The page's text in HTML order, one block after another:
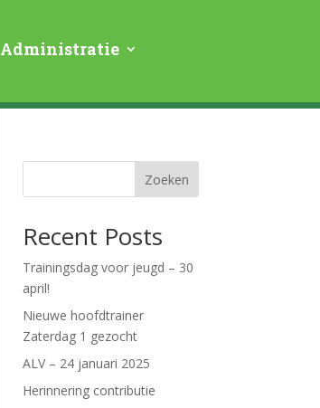
Administratie
Zoeken
Recent Posts
Trainingsdag voor jeugd – 30
april!
Nieuwe hoofdtrainer
Zaterdag 1 gezocht
ALV – 24 januari 2025
Herinnering contributie